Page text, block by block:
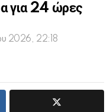
για 24 ώρες
2026, 22:18